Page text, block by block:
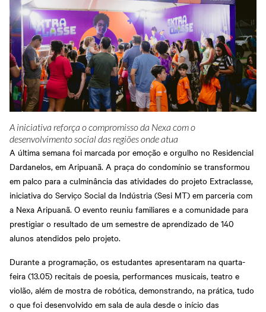
Cadastre-se em nossa
Newsletter
Sesi Viva Bem
Treinamentos das
Normas
Regulamentadoras
Consultas e Exames
Ocupacionais
Abrir Solicitação no SAC
Downloads
Credenciamento
Privacidade e Proteção
de Dados
A iniciativa reforça o compromisso da Nexa com o
desenvolvimento social das regiões onde atua
A última semana foi marcada por emoção e orgulho no Residencial
Dardanelos, em Aripuanã. A praça do condomínio se transformou
em palco para a culminância das atividades do projeto Extraclasse,
iniciativa do Serviço Social da Indústria (Sesi MT) em parceria com
a Nexa Aripuanã. O evento reuniu familiares e a comunidade para
prestigiar o resultado de um semestre de aprendizado de 140
alunos atendidos pelo projeto.
Durante a programação, os estudantes apresentaram na quarta-
feira (13.05) recitais de poesia, performances musicais, teatro e
violão, além de mostra de robótica, demonstrando, na prática, tudo
o que foi desenvolvido em sala de aula desde o início das